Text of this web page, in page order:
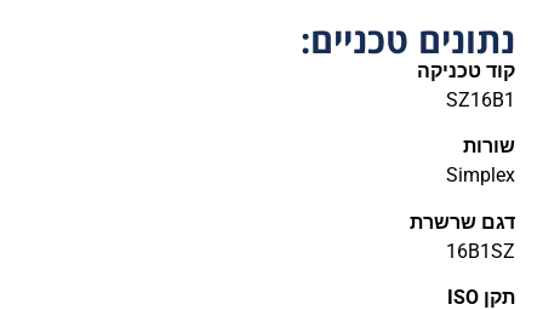
נתונים טכניים:
קוד טכניקה
SZ16B1
שורות
Simplex
דגם שרשרת
16B1SZ
תקן ISO